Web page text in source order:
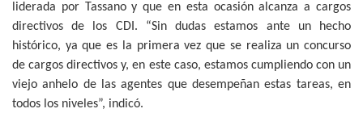
liderada por Tassano y que en esta ocasión alcanza a cargos
directivos de los CDI. “Sin dudas estamos ante un hecho
histórico, ya que es la primera vez que se realiza un concurso
de cargos directivos y, en este caso, estamos cumpliendo con un
viejo anhelo de las agentes que desempeñan estas tareas, en
todos los niveles”, indicó.